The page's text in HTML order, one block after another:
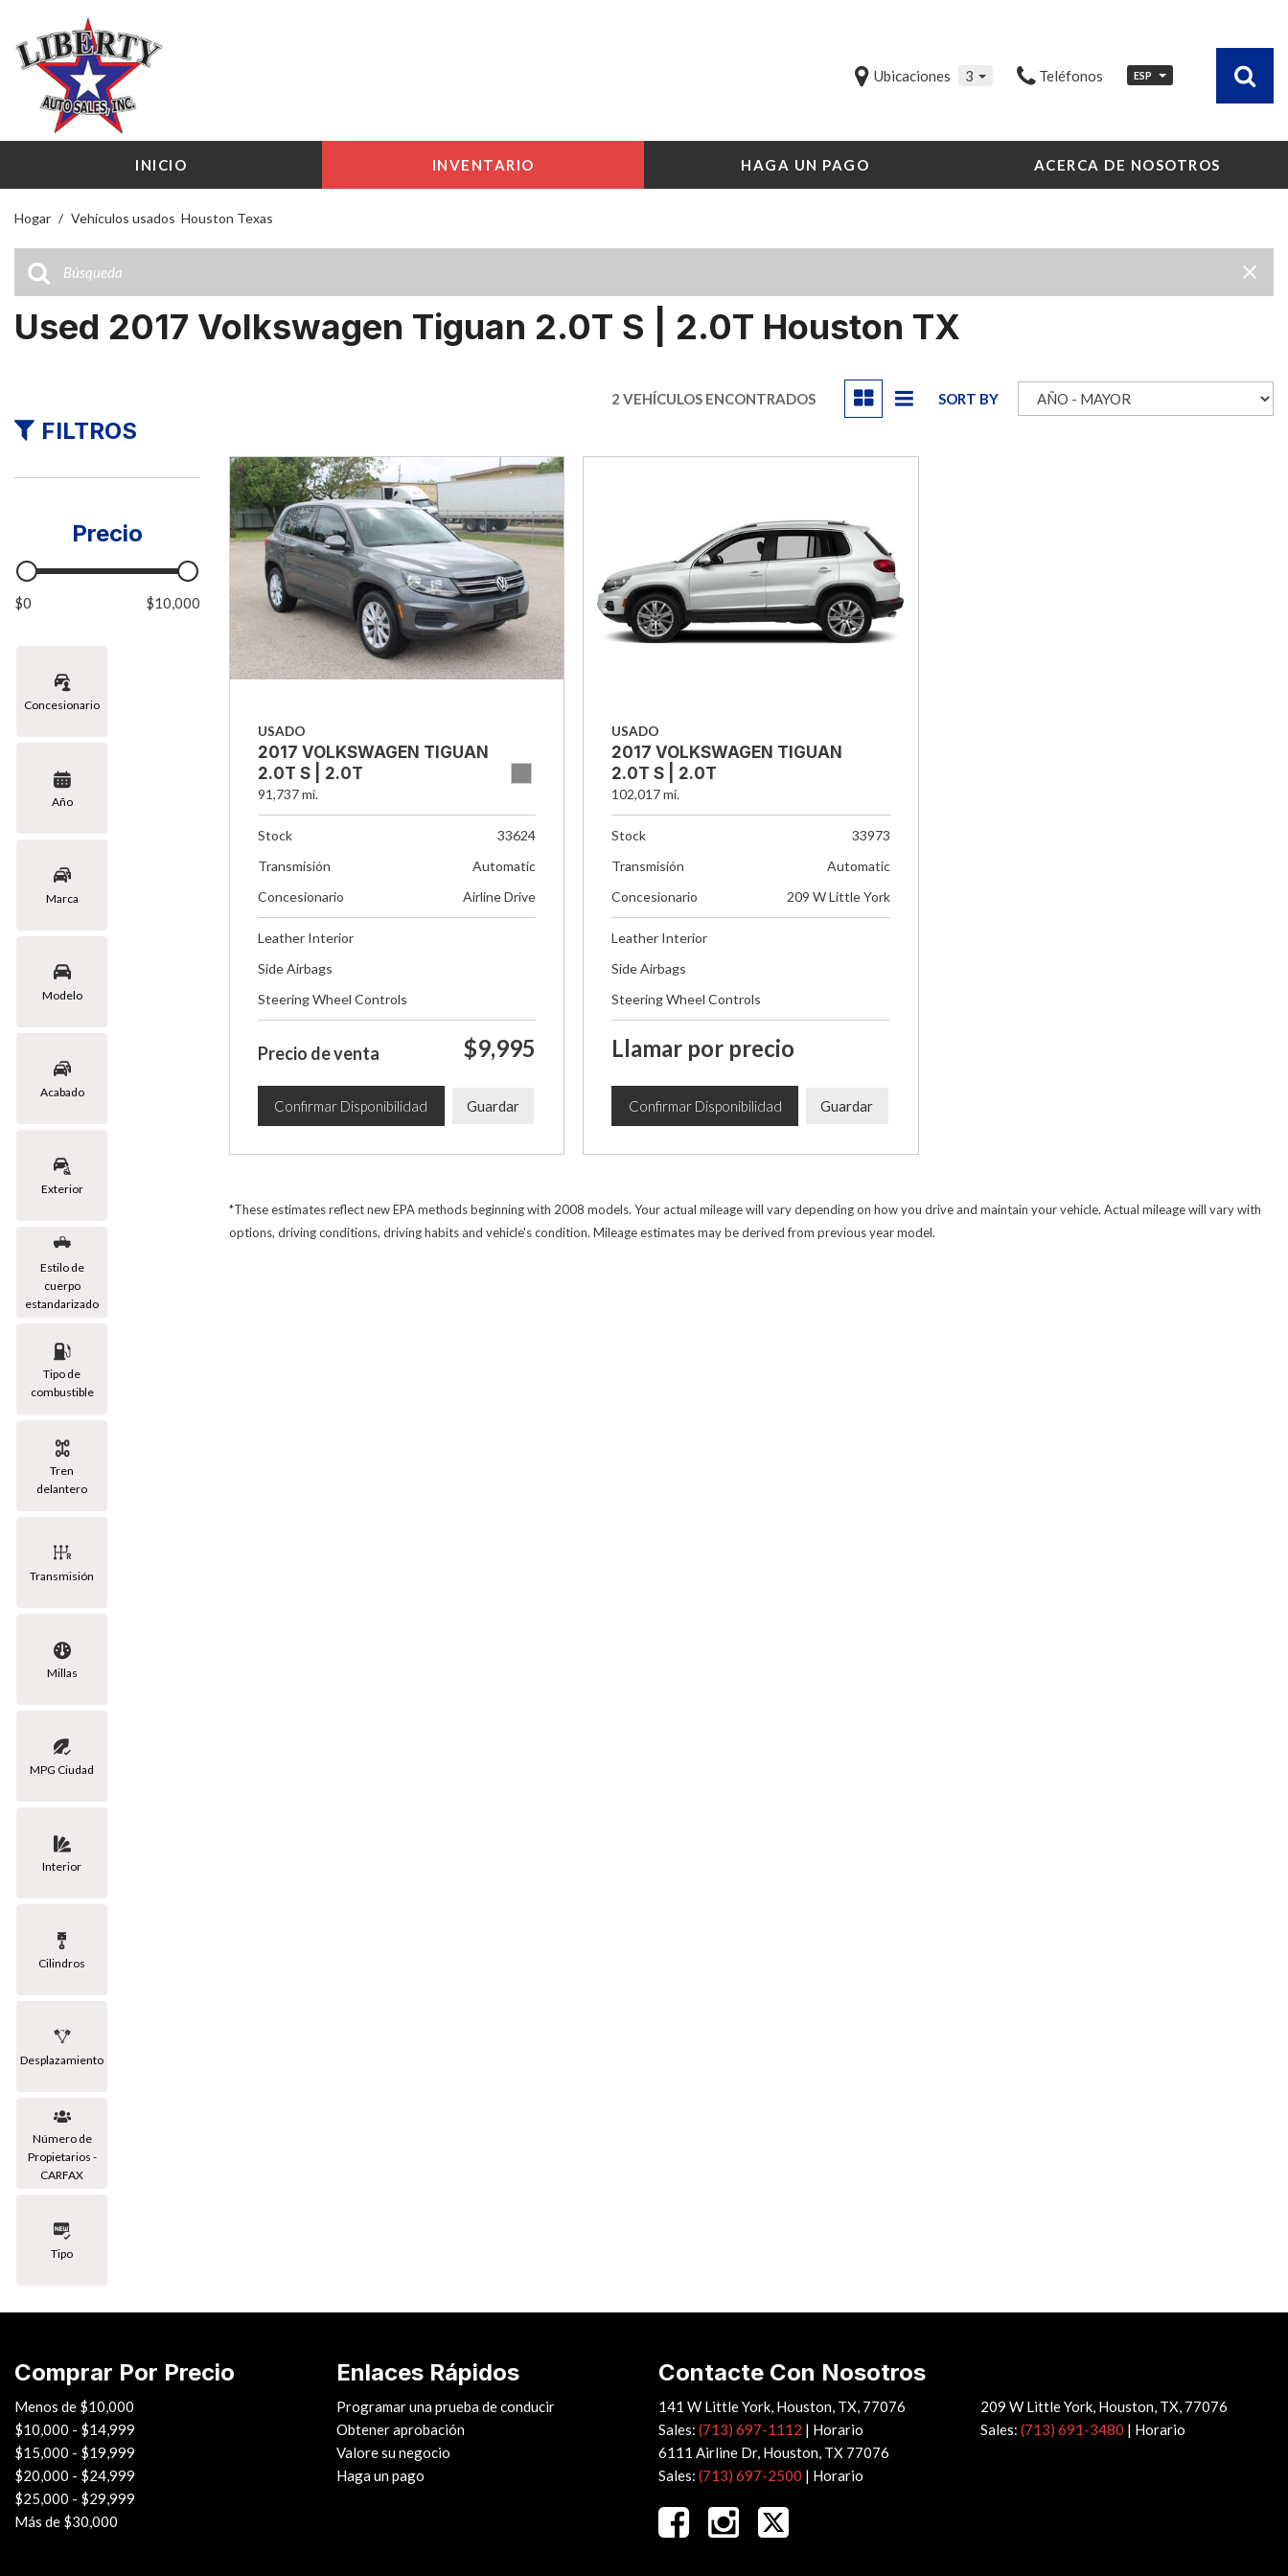
Ubicaciones 3 Teléfonos ESP
INICIO INVENTARIO HAGA UN PAGO ACERCA DE NOSOTROS
Nuestro Concesionario
Nuestros Vídeos
Hogar / Vehículos usados ​ Houston Texas
Used 2017 Volkswagen Tiguan 2.0T S | 2.0T Houston TX
FILTROS
Precio
$0 $10,000
Concesionario
Año
Marca
Modelo
Acabado
Exterior
Estilo de
cuerpo
estandarizado
Tipo de
combustible
Tren
delantero
Transmisión
Millas
MPG Ciudad
Interior
Cilindros
Desplazamiento
Número de
Propietarios -
CARFAX
Tipo
2 VEHÍCULOS ENCONTRADOS SORT BY
USADO
2017 VOLKSWAGEN TIGUAN
2.0T S | 2.0T
91,737 mi.
Stock
33624
Transmisión
Automatic
Concesionario
Airline Drive
Leather Interior
Side Airbags
Steering Wheel Controls
Precio de venta $9,995
Confirmar Disponibilidad Guardar
USADO
2017 VOLKSWAGEN TIGUAN
2.0T S | 2.0T
102,017 mi.
Stock
33973
Transmisión
Automatic
Concesionario
209 W Little York
Leather Interior
Side Airbags
Steering Wheel Controls
Llamar por precio
Confirmar Disponibilidad Guardar
*These estimates reflect new EPA methods beginning with 2008 models. Your actual mileage will vary depending on how you drive and maintain your vehicle. Actual mileage will vary with
options, driving conditions, driving habits and vehicle's condition. Mileage estimates may be derived from previous year model.
Comprar Por Precio
Menos de $10,000
$10,000 - $14,999
$15,000 - $19,999
$20,000 - $24,999
$25,000 - $29,999
Más de $30,000
Enlaces Rápidos
Programar una prueba de conducir
Obtener aprobación
Valore su negocio
Haga un pago
Contacte Con Nosotros
141 W Little York, Houston, TX, 77076
Sales: (713) 697-1112 | Horario
209 W Little York, Houston, TX, 77076
Sales: (713) 691-3480 | Horario
6111 Airline Dr, Houston, TX 77076
Sales: (713) 697-2500 | Horario